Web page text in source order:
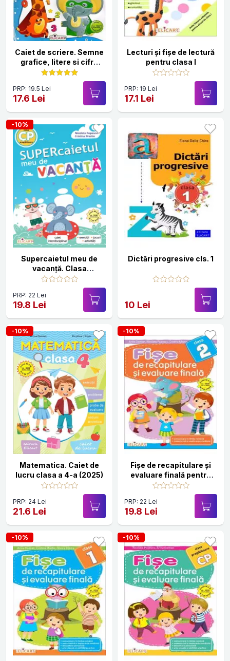
Caiet de scriere. Semne
grafice, litere si cifre
pentru clasa
PRP: 19.5 Lei
17.6 Lei
Lecturi şi fişe de lectură
pentru clasa I
PRP: 19 Lei
17.1 Lei
-10%
Supercaietul meu de
vacanță. Clasa
pregătitoare
PRP: 22 Lei
19.8 Lei
Dictări progresive cls. 1
10 Lei
-10%
Matematica. Caiet de
lucru clasa a 4-a (2025)
PRP: 24 Lei
21.6 Lei
-10%
Fişe de recapitulare şi
evaluare finală pentru
clasa 2. Comunicare în
limba română.
Matematică şi
explorarea mediului.
PRP: 22 Lei
19.8 Lei
-10% -10%